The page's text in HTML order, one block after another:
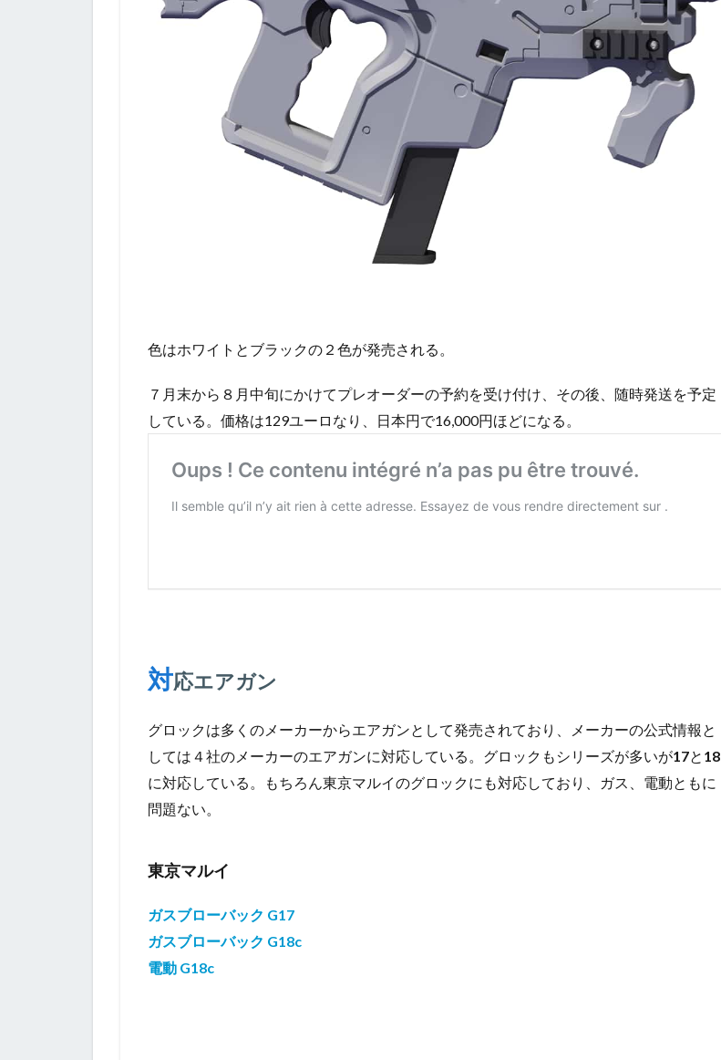
色はホワイトとブラックの２色が発売される。
７月末から８月中旬にかけてプレオーダーの予約を受け付け、その後、随時発送を予定
している。価格は129ユーロなり、日本円で16,000円ほどになる。
対応エアガン
グロックは多くのメーカーからエアガンとして発売されており、メーカーの公式情報と
しては４社のメーカーのエアガンに対応している。グロックもシリーズが多いが17と 18
に対応している。もちろん東京マルイのグロックにも対応しており、ガス、電動ともに
問題ない。
東京マルイ
ガスブローバック G17
ガスブローバック G18c
電動 G18c